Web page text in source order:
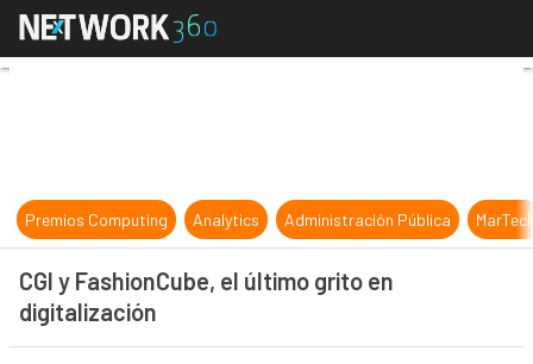
CGI y FashionCube, el último grito
Premios Computing Analytics Administración Pública
CGI y FashionCube, el último grito en
digitalización